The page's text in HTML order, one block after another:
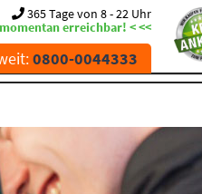
365 Tage von 8 - 22 Uhr
erreichbar! < <<
0800-0044333